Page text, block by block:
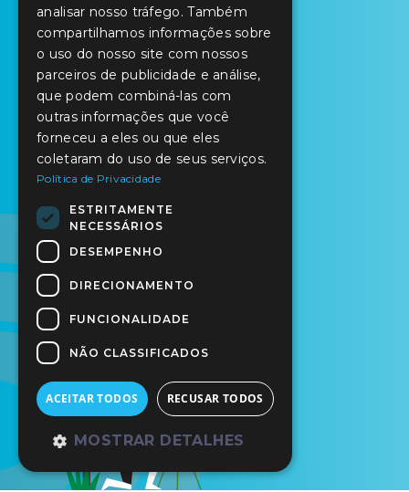
SPANISH
analisar nosso tráfego. Também
compartilhamos informações sobre
o uso do nosso site com nossos
parceiros de publicidade e análise,
que podem combiná-las com
outras informações que você
forneceu a eles ou que eles
coletaram do uso de seus serviços.
Política de Privacidade
ESTRITAMENTE
NECESSÁRIOS
DESEMPENHO
DIRECIONAMENTO
FUNCIONALIDADE
NÃO CLASSIFICADOS
ACEITAR TODOS RECUSAR TODOS
MOSTRAR DETALHES